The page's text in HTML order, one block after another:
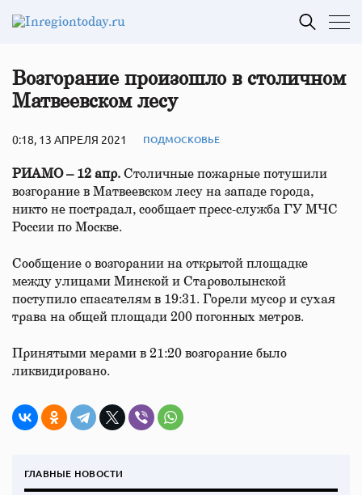
Возгорание произошло в столичном
Матвеевском лесу
0:18, 13 АПРЕЛЯ 2021 ПОДМОСКОВЬЕ
РИАМО – 12 апр. Столичные пожарные потушили
возгорание в Матвеевском лесу на западе города,
никто не пострадал, сообщает пресс-служба ГУ МЧС
России по Москве.
Сообщение о возгорании на открытой площадке
между улицами Минской и Староволынской
поступило спасателям в 19:31. Горели мусор и сухая
трава на общей площади 200 погонных метров.
Принятыми мерами в 21:20 возгорание было
ликвидировано.
ГЛАВНЫЕ НОВОСТИ